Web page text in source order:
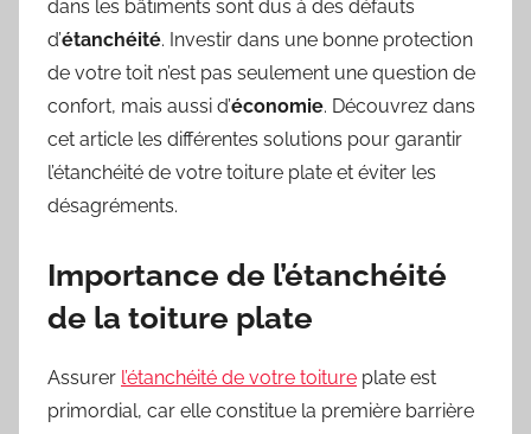
dans les bâtiments sont dus à des défauts
d’étanchéité. Investir dans une bonne protection
de votre toit n’est pas seulement une question de
confort, mais aussi d’économie. Découvrez dans
cet article les différentes solutions pour garantir
l’étanchéité de votre toiture plate et éviter les
désagréments.
Importance de l’étanchéité
de la toiture plate
Assurer l’étanchéité de votre toiture plate est
primordial, car elle constitue la première barrière